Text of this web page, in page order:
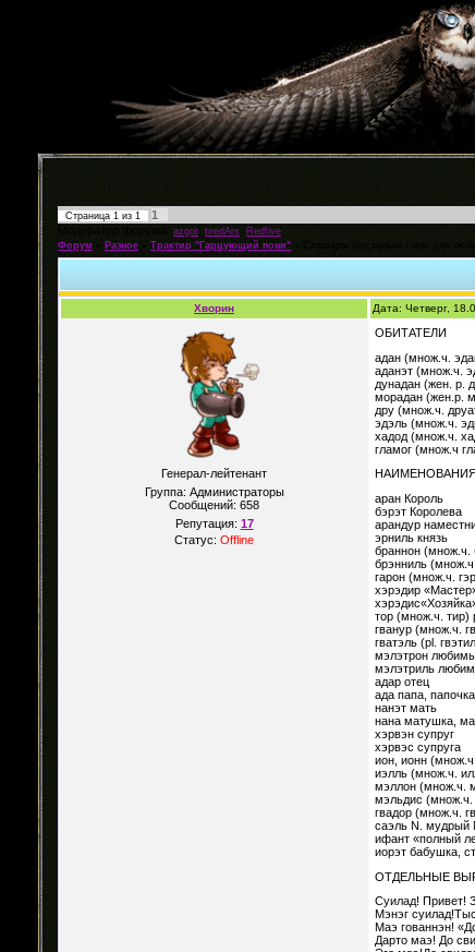
Страница 1 из 1
1
Модератор форума: azgot tiredArs
Redfive
Форум
Разное Трактир "Гарцующий пони"
Хворин Дата: Четверг,
Генерал-лейтенант
Группа: Администраторы
Сообщений: 658
Репутация: 17
Статус: Offline
ОБИТАТЕЛИ
адан (множ.ч.
аданэт (множ.ч.
дунадан (жен. р.
морадан (жен.р.
дру (множ.ч.
эдэль (множ.ч.
хадод (множ.ч.
гламог (множ.ч
аран Король
бэрэт Королева
арандур
эрниль князь
браннон (множ.ч.
брэнниль
гарон (множ.ч.
хэрэдир
тор (множ.ч. тир)
гванур (множ.ч.
гватэль (pl.
мэлэтрон
мэлэтриль
адар отец
ада папа,
нанэт мать
нана матушка,
хэрвэн супруг
хэрвэс супруга
ион, ионн
иэлль (множ.ч.
мэллон (множ.ч.
мэльдис (множ.ч.
гвадор (множ.ч.
саэль N. мудрый
ифант «полный
иорэт бабушка,
ОТДЕЛЬНЫЕ
Суилад! Привет!
Мэнэг
Маэ гованнэн!
Дарто маэ! До